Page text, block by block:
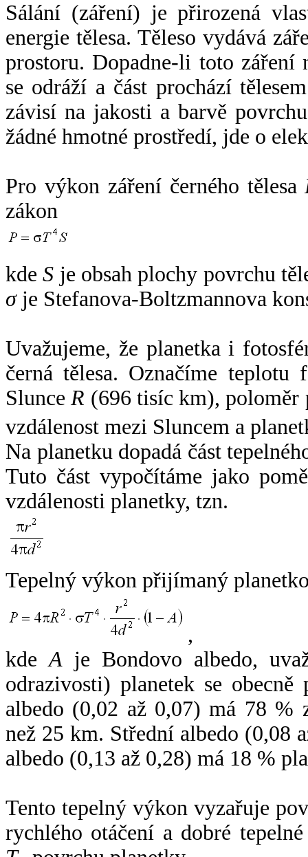
Sálání (záření) je přirozená
energie tělesa. Těleso vydává
prostoru. Dopadne-li toto záření
se odráží a část prochází
závisí na jakosti a barvě
žádné hmotné prostředí, jde o
Pro výkon záření černého tělesa
zákon
kdeS je obsah plochy povrchu
σje Stefanova-Boltzmannova
Uvažujeme, že planetka i
černá tělesa. Označíme
SlunceR (696 tisíc km),
vzdálenost mezi Sluncem a
Na planetku dopadá část
Tuto část vypočítáme jako
vzdálenosti planetky, tzn.
Tepelný výkon přijímaný
,
kdeA je Bondovo albedo,
odrazivosti) planetek se
albedo (0,02 až 0,07) má 78 %
než 25 km. Střední albedo (0,08
albedo (0,13 až 0,28) má 18 %
Tento tepelný výkon vyzařuje
rychlého otáčení a dobré